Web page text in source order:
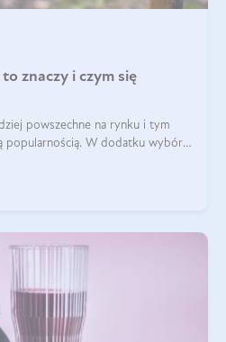
znaczy i czym się
powszechne na rynku i tym
popularnością. W dodatku wybór